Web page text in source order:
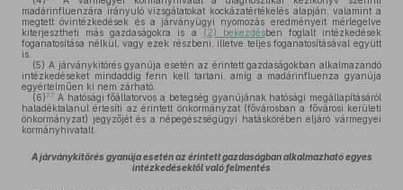
madárinfluenzára irányuló vizsgálatokat kockázatértékelés alapján, valamint a
megtett óvintézkedések és a járványügyi nyomozás eredményeit mérlegelve
kiterjesztheti más gazdaságokra is a
(2) bekezdésben foglalt intézkedések
foganatosítása nélkül, vagy ezek részbeni, illetve teljes foganatosításával együtt
is.
(5) A járványkitörés gyanúja esetén az érintett gazdaságokban alkalmazandó
intézkedéseket mindaddig fenn kell tartani, amíg a madárinfluenza gyanúja
egyértelműen ki nem zárható.
(6) 27 A hatósági főállatorvos a betegség gyanújának hatósági megállapításáról
haladéktalanul értesíti az érintett önkormányzat (fővárosban a fővárosi kerületi
önkormányzat) jegyzőjét és a népegészségügyi hatáskörében eljáró vármegyei
kormányhivatalt.
A járványkitörés gyanúja esetén az érintett gazdaságban alkalmazható egyes
intézkedésektől való felmentés